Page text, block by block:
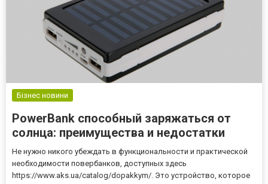
Бізнес новини
PowerBank способный заряжаться от
солнца: преимущества и недостатки
Не нужно никого убеждать в функциональности и практической
необходимости повербанков, доступных здесь
https://www.aks.ua/catalog/dopakkym/. Это устройство, которое